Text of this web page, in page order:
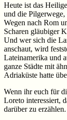
Heute ist das
und die
Wegen nach Rom
Scharen gläubiger
Und wer sich die
anschaut, wird
Lateinamerika und
ganze Städte mit
Adriaküste hatte
Wenn ihr euch für
Loreto interessiert,
darüber zu erzählen.